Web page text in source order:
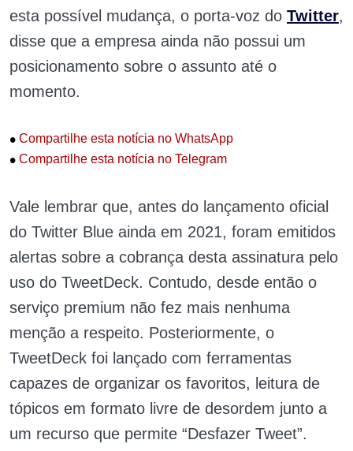
esta possível mudança, o porta-voz do Twitter,
disse que a empresa ainda não possui um
posicionamento sobre o assunto até o
momento.
• Compartilhe esta notícia no WhatsApp
• Compartilhe esta notícia no Telegram
Vale lembrar que, antes do lançamento oficial
do Twitter Blue ainda em 2021, foram emitidos
alertas sobre a cobrança desta assinatura pelo
uso do TweetDeck. Contudo, desde então o
serviço premium não fez mais nenhuma
menção a respeito. Posteriormente, o
TweetDeck foi lançado com ferramentas
capazes de organizar os favoritos, leitura de
tópicos em formato livre de desordem junto a
um recurso que permite “Desfazer Tweet”.